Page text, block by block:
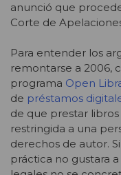
anunció que
Corte de
Para entender los
remontarse a 2006,
programa Open
de préstamos
de que prestar
restringida a una
derechos de autor.
práctica no gustara